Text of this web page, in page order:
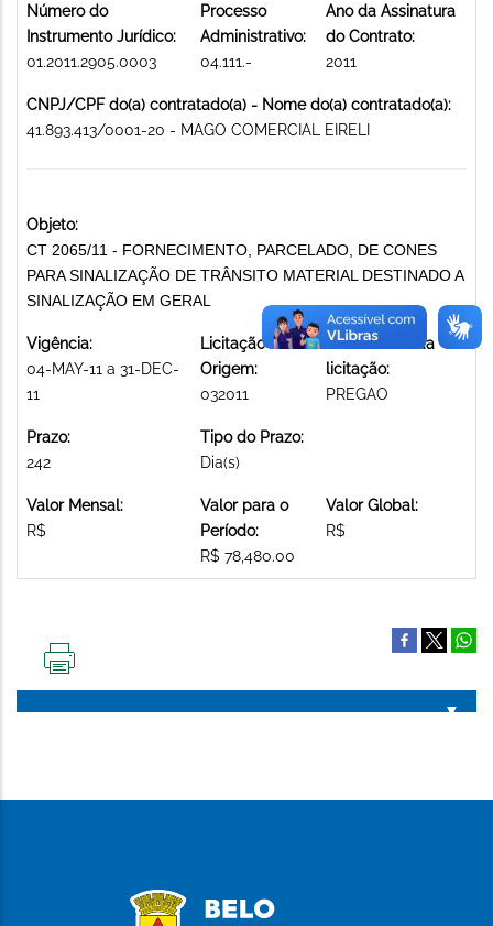
Número do
Instrumento Jurídico:
01.2011.2905.0003
Processo
Administrativo:
04.111.-
Ano da Assinatura
do Contrato:
2011
CNPJ/CPF do(a) contratado(a) - Nome do(a) contratado(a):
41.893.413/0001-20 - MAGO COMERCIAL EIRELI
Objeto:
CT 2065/11 - FORNECIMENTO, PARCELADO, DE CONES
PARA SINALIZAÇÃO DE TRÂNSITO MATERIAL DESTINADO A
SINALIZAÇÃO EM GERAL
Vigência:
04-MAY-11 a 31-DEC-
11
Licitação de
Origem:
032011
Modalidade da
licitação:
PREGAO
Prazo:
242
Tipo do Prazo:
Dia(s)
Valor Mensal:
R$
Valor para o
Período:
R$ 78,480.00
Valor Global:
R$
PÁGINA